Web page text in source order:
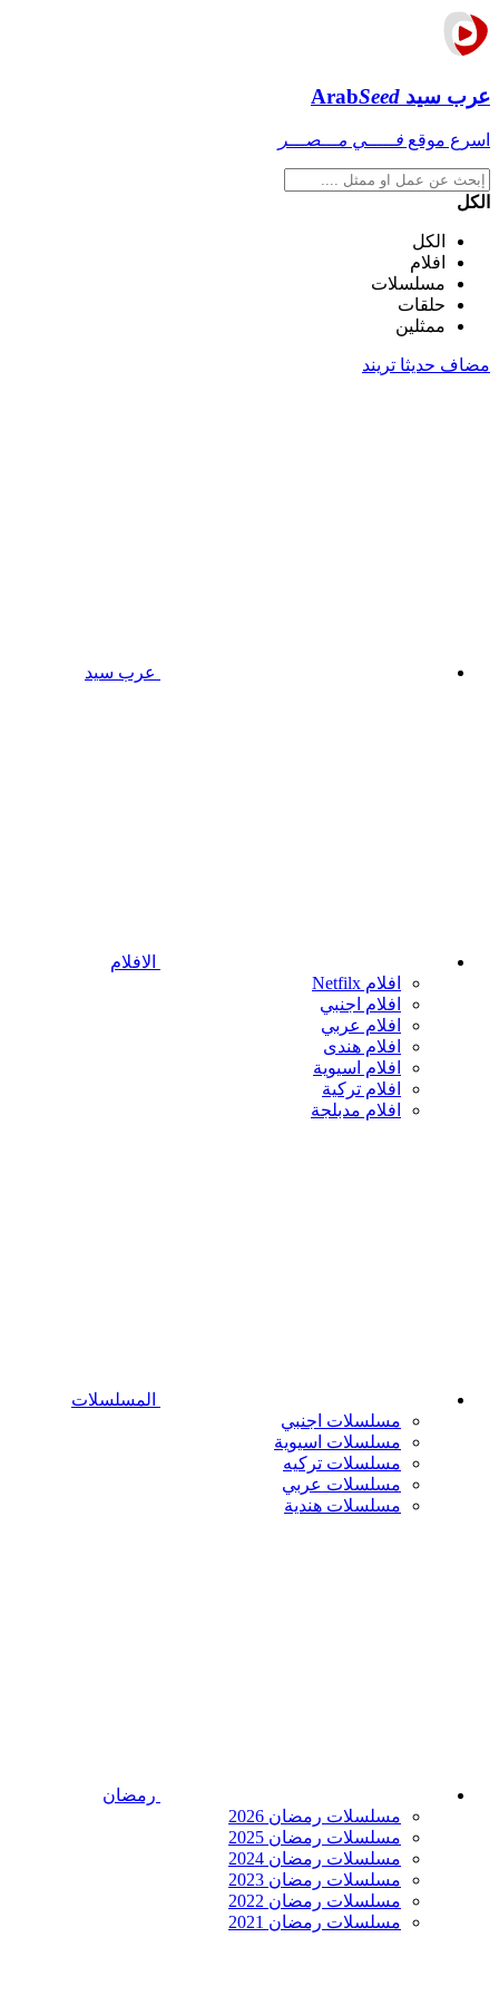
عرب سيد ArabSeed
اسرع موقع فـــــي مـــصـــر
الكل
الكل
افلام
مسلسلات
حلقات
ممثلين
مضاف حديثا تريند
عرب سيد
الافلام
افلام Netfilx
افلام اجنبي
افلام عربي
افلام هندى
افلام اسيوية
افلام تركية
افلام مدبلجة
المسلسلات
مسلسلات اجنبي
مسلسلات اسيوية
مسلسلات تركيه
مسلسلات عربي
مسلسلات هندية
رمضان
مسلسلات رمضان 2026
مسلسلات رمضان 2025
مسلسلات رمضان 2024
مسلسلات رمضان 2023
مسلسلات رمضان 2022
مسلسلات رمضان 2021